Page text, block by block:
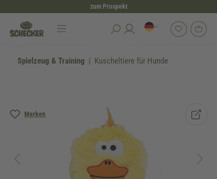
zum Prospekt
Spielzeug & Training Kuscheltiere für Hunde
Merken
Bildergalerie überspringen